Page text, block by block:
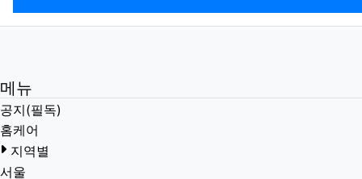
메뉴
공지(필독)
홈케어
지역별
서울